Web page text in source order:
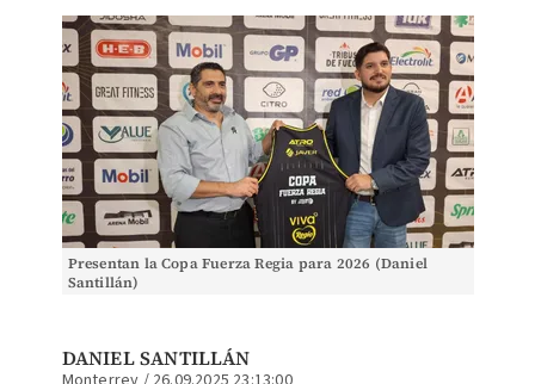
Presentan la Copa Fuerza Regia para 2026 (Daniel
Santillán)
DANIEL SANTILLÁN